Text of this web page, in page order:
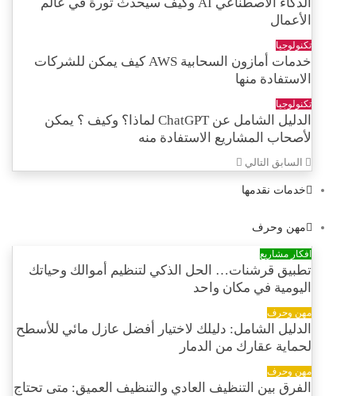
الأعمال
تكنولوجيا
خدمات أمازون السحابية AWS كيف يمكن للشركات
الاستفادة منها
تكنولوجيا
الدليل الشامل عن ChatGPT لماذا؟ وكيف ؟ يمكن
لأصحاب المشاريع الاستفادة منه
السابق التالي
خدمات نقدمها
مهن وحرف
افكار مشاريع
تطبيق قرشنات… الحل الذكي لتنظيم أموالك وحياتك
اليومية في مكان واحد
مهن وحرف
الدليل الشامل: دليلك لاختيار أفضل عازل مائي للأسطح
لحماية عقارك من الدمار
مهن وحرف
الفرق بين التنظيف العادي والتنظيف العميق: متى تحتاج